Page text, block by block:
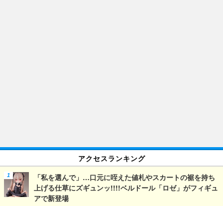
アクセスランキング
「私を選んで」…口元に咥えた値札やスカートの裾を持ち
上げる仕草にズギュンッ!!!!ベルドール「ロゼ」がフィギュ
アで新登場